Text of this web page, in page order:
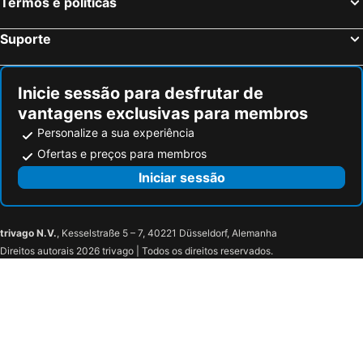
Suporte
Inicie sessão para desfrutar de
vantagens exclusivas para membros
Personalize a sua experiência
Ofertas e preços para membros
Iniciar sessão
trivago N.V., Kesselstraße 5 – 7, 40221 Düsseldorf, Alemanha
Direitos autorais 2026 trivago | Todos os direitos reservados.